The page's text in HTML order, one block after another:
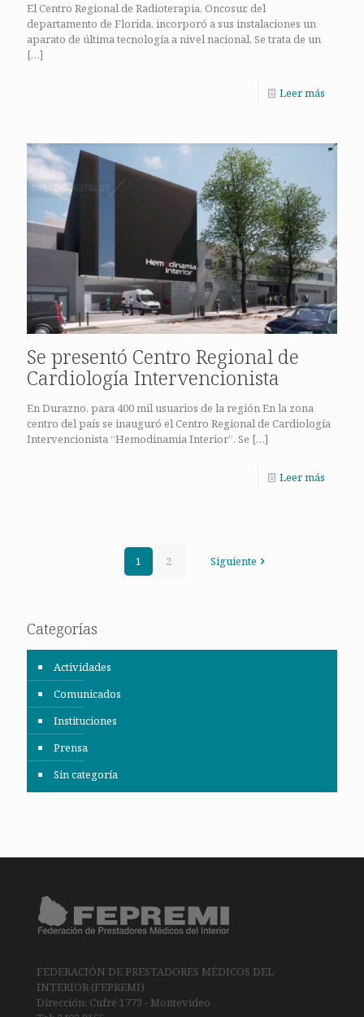
El Centro Regional de Radioterapia, Oncosur, del
departamento de Florida, incorporó a sus instalaciones un
aparato de última tecnología a nivel nacional. Se trata de un
[…]
Leer más
Se presentó Centro Regional de
Cardiología Intervencionista
En Durazno, para 400 mil usuarios de la región En la zona
centro del país se inauguró el Centro Regional de Cardiología
Intervencionista “Hemodinamia Interior”. Se […]
Leer más
1 2 Siguiente
Categorías
Actividades
Comunicados
Instituciones
Prensa
Sin categoría
FEDERACIÓN DE PRESTADORES MÉDICOS DEL
INTERIOR (FEPREMI)
Dirección: Cufré 1773 - Montevideo